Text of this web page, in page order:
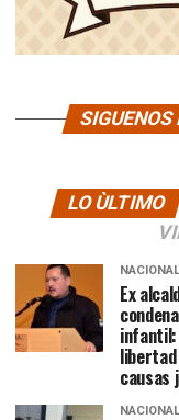
SIGUENOS
LO ÙLTIMO
NACIONAL
Ex
infantil:
causas
NACIONAL